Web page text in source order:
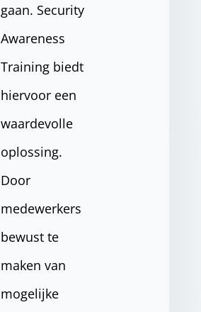
gaan. Security
Awareness
Training biedt
hiervoor een
waardevolle
oplossing.
Door
medewerkers
bewust te
maken van
mogelijke